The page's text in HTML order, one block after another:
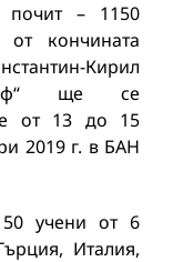
почит – 1150
от кончината
Кирил
ще се
от 13 до 15
2019 г. в БАН
учени от 6
Италия,